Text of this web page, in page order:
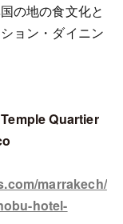
の地の食文化と
ョン・ダイニン
Quartier
marrakech/
hotel-